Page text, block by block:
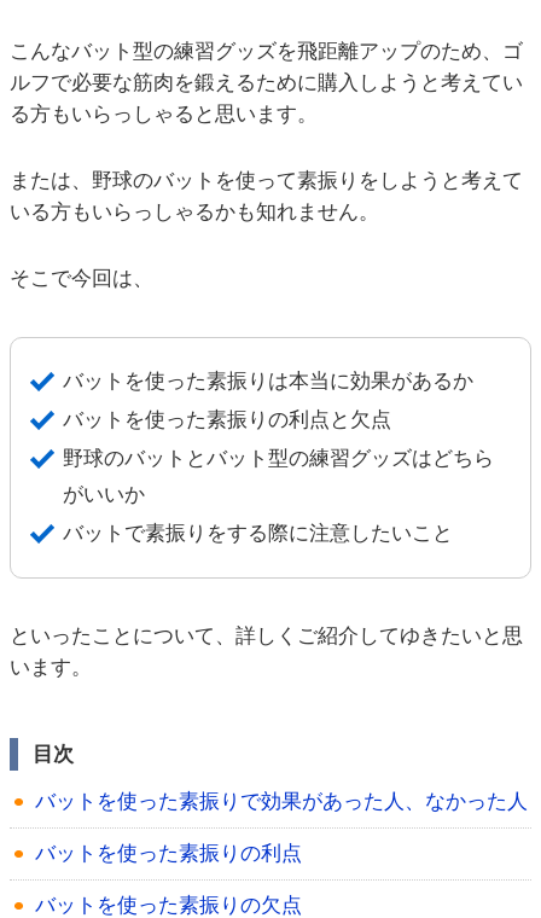
こんなバット型の練習グッズを飛距離アップのため、ゴ
ルフで必要な筋肉を鍛えるために購入しようと考えてい
る方もいらっしゃると思います。
または、野球のバットを使って素振りをしようと考えて
いる方もいらっしゃるかも知れません。
そこで今回は、
バットを使った素振りは本当に効果があるか
バットを使った素振りの利点と欠点
野球のバットとバット型の練習グッズはどちら
がいいか
バットで素振りをする際に注意したいこと
といったことについて、詳しくご紹介してゆきたいと思
います。
目次
バットを使った素振りで効果があった人、なかった人
バットを使った素振りの利点
バットを使った素振りの欠点